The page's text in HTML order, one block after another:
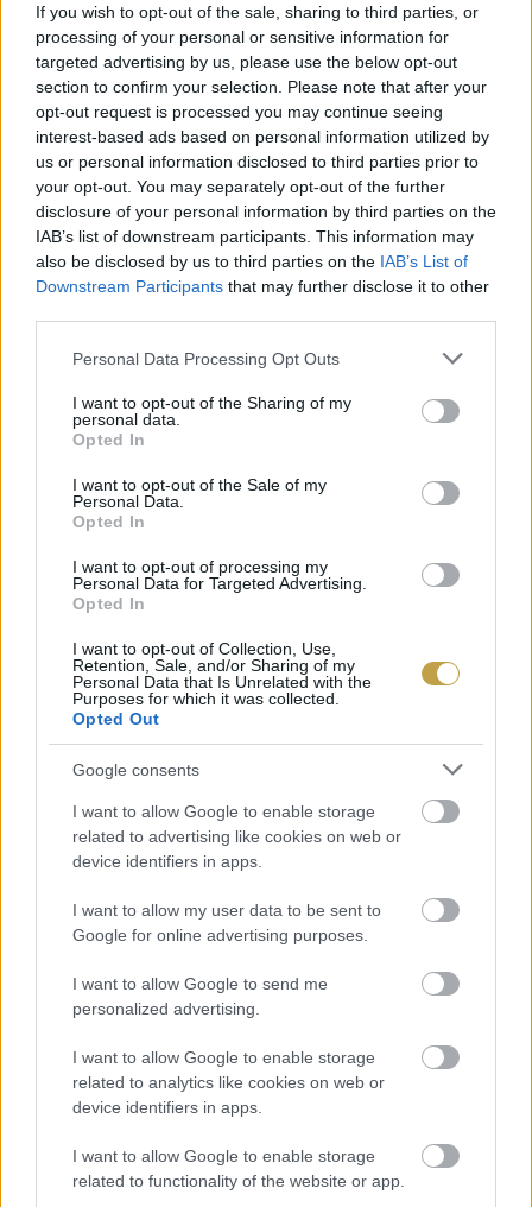
If you wish to opt-out of the sale, sharing to third parties, or
processing of your personal or sensitive information for
targeted advertising by us, please use the below opt-out
section to confirm your selection. Please note that after your
opt-out request is processed you may continue seeing
interest-based ads based on personal information utilized by
us or personal information disclosed to third parties prior to
your opt-out. You may separately opt-out of the further
disclosure of your personal information by third parties on the
IAB’s list of downstream participants. This information may
also be disclosed by us to third parties on the IAB’s List of
Downstream Participants that may further disclose it to other
Please note that this website/app uses one or more Google
not limited to your visit or usage behaviour. You may click to
grant or deny consent to Google and its third-party tags to
use your data for below specified purposes in below Google
consent section.
Personal Data Processing Opt Outs
I want to opt-out of the Sharing of my
personal data.
Opted In
I want to opt-out of the Sale of my
Personal Data.
Opted In
I want to opt-out of processing my
Personal Data for Targeted Advertising.
Opted In
I want to opt-out of Collection, Use,
Retention, Sale, and/or Sharing of my
Personal Data that Is Unrelated with the
Purposes for which it was collected.
Opted Out
Google consents
I want to allow Google to enable storage
related to advertising like cookies on web or
device identifiers in apps.
I want to allow my user data to be sent to
Google for online advertising purposes.
I want to allow Google to send me
personalized advertising.
I want to allow Google to enable storage
related to analytics like cookies on web or
device identifiers in apps.
I want to allow Google to enable storage
related to functionality of the website or app.
JÓVAL TÖBB MINT
MÉDIASZEMÉLYISÉG
Fotó: Hirling Bálint/Vince Magazin
Ha azt mondjuk Etyek, a válasz az, hogy
már kormánybiztosként egyengeti nemcsak
Etyek, hanem az egész magyar bormarketing
útját. Honnan indult a neve által fémjelzett
birtok, mikor lett több egyszerű hobbinál, és
hogyan kerül ebbe az egészbe bele az idén 30-at
betöltő Rókusfalvy Palkó? Ő maga meséli el
Ha pedig már szóba kerültek az ikonikus alakok:
nélkül ma már elképzelhetetlen a
Tokaj-Hegyaljai borvidék. Ezúttal a boraikat
elképesztő ételkölteményeivel. Vigyázat! Nem
egyértelmű függőséget okoz.